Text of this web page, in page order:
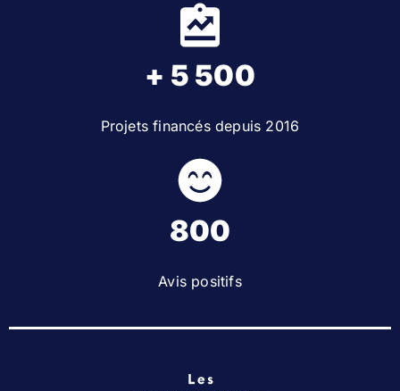
+ 5 500
Projets financés depuis 2016
800
Avis positifs